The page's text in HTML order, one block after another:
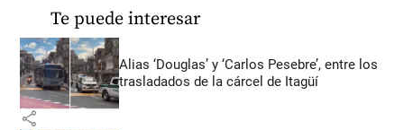
Te puede interesar
Alias ‘Douglas’ y ‘Carlos Pesebre’, entre los
trasladados de la cárcel de Itagüí
share